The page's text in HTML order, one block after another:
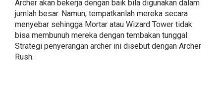
Archer akan bekerja dengan baik bila digunakan dalam
jumlah besar. Namun, tempatkanlah mereka secara
menyebar sehingga Mortar atau Wizard Tower tidak
bisa membunuh mereka dengan tembakan tunggal.
Strategi penyerangan archer ini disebut dengan Archer
Rush.